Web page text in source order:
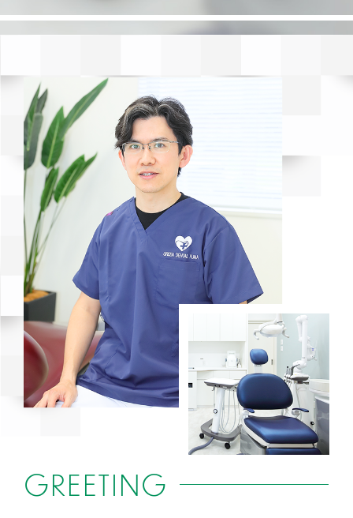
GREETING